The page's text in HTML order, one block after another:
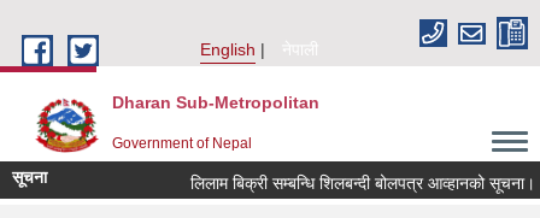
English
नेपाली
Dharan Sub-Metropolitan
Government of Nepal
सूचना लिलाम बिक्री सम्बन्धि शिलबन्दी बोलपत्र आव्हानको सूचना।